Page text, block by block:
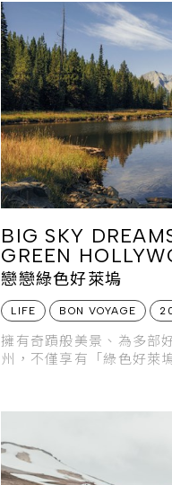
BIG SKY
GREEN
戀戀綠色好萊塢
LIFE BON VOYAGE
擁有奇蹟般美景、為多部
州，不僅享有「綠色好萊